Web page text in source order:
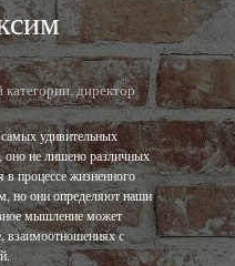
директор
удивительных
не лишено различных
процессе жизненного
но они определяют наши
мышление может
взаимоотношениях с